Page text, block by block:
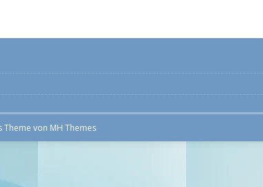
Theme von MH Themes